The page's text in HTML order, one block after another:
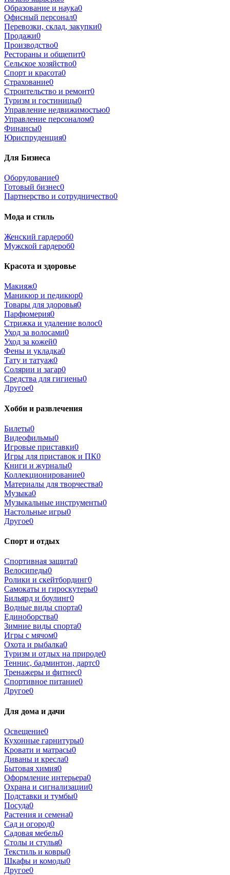
Образование и наука0
Офисный персонал0
Перевозки, склад, закупки0
Продажи0
Производство0
Рестораны и общепит0
Сельское хозяйство0
Спорт и красота0
Страхование0
Строительство и ремонт0
Туризм и гостиницы0
Управление недвижимостью0
Управление персоналом0
Финансы0
Юриспруденция0
Для Бизнеса
Оборудование0
Готовый бизнес0
Партнерство и сотрудничество0
Мода и стиль
Женский гардероб0
Мужской гардероб0
Красота и здоровье
Макияж0
Маникюр и педикюр0
Товары для здоровья0
Парфюмерия0
Стрижка и удаление волос0
Уход за волосами0
Уход за кожей0
Фены и укладка0
Тату и татуаж0
Солярии и загар0
Средства для гигиены0
Другое0
Хобби и развлечения
Билеты0
Видеофильмы0
Игровые приставки0
Игры для приставок и ПК0
Книги и журналы0
Коллекционирование0
Материалы для творчества0
Музыка0
Музыкальные инструменты0
Настольные игры0
Другое0
Спорт и отдых
Спортивная защита0
Велосипеды0
Ролики и скейтбординг0
Самокаты и гироскутеры0
Бильярд и боулинг0
Водные виды спорта0
Единоборства0
Зимние виды спорта0
Игры с мячом0
Охота и рыбалка0
Туризм и отдых на природе0
Теннис, бадминтон, дартс0
Тренажеры и фитнес0
Спортивное питание0
Другое0
Для дома и дачи
Освещение0
Кухонные гарнитуры0
Кровати и матрасы0
Диваны и кресла0
Бытовая химия0
Оформление интерьера0
Охрана и сигнализации0
Подставки и тумбы0
Посуда0
Растения и семена0
Сад и огород0
Садовая мебель0
Столы и стулья0
Текстиль и ковры0
Шкафы и комоды0
Другое0